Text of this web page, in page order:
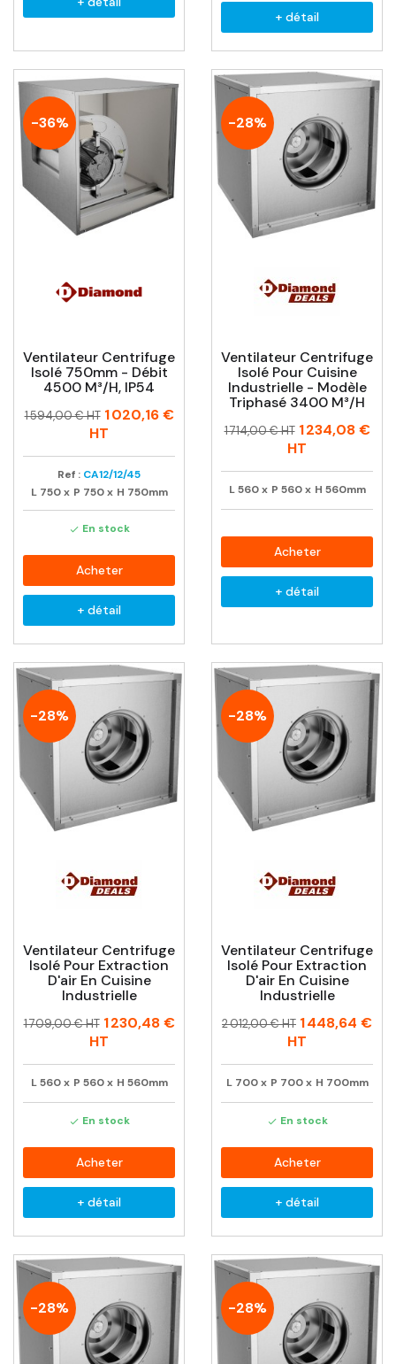
+ détail
-36%
Ventilateur Centrifuge
Isolé 750mm - Débit
4500 M³/h, IP54
Prix
Prix
1 594,00 € HT 1 020,16 €
HT
Ref : CA12/12/45
L 750 x P 750 x H 750mm
 En stock
Acheter
+ détail
-28%
Ventilateur Centrifuge
Isolé Pour Cuisine
Industrielle - Modèle
Triphasé 3400 M³/h
Prix
Prix
1 714,00 € HT 1 234,08 €
HT
L 560 x P 560 x H 560mm
Acheter
+ détail
-28%
Ventilateur Centrifuge
Isolé Pour Extraction
D'air En Cuisine
Industrielle
Prix
Prix
1 709,00 € HT 1 230,48 €
HT
L 560 x P 560 x H 560mm
 En stock
Acheter
+ détail
-28%
Ventilateur Centrifuge
Isolé Pour Extraction
D'air En Cuisine
Industrielle
Prix
Prix
2 012,00 € HT 1 448,64 €
HT
L 700 x P 700 x H 700mm
 En stock
Acheter
+ détail
-28% -28%